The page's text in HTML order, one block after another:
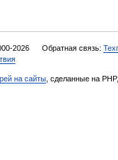
2026 Обратная связь:
на сайты , сделанные на PHP,